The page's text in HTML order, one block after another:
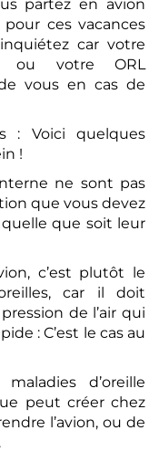
partez en avion
ces vacances
car votre
ou votre ORL
vous en cas de
: Voici quelques
!
ne sont pas
que vous devez
que soit leur
c’est plutôt le
car il doit
de l’air qui
: C’est le cas au
d’oreille
peut créer chez
l’avion, ou de